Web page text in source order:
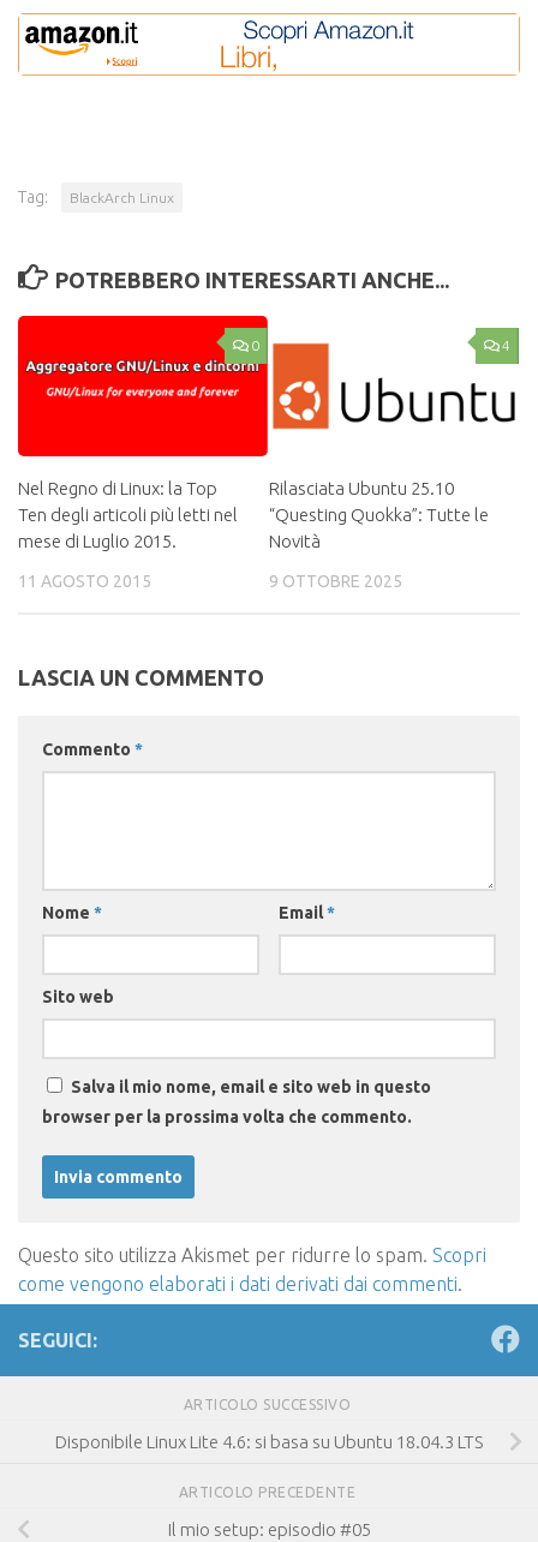
Tag: BlackArch Linux
POTREBBERO INTERESSARTI ANCHE...
0
Nel Regno di Linux: la Top
Ten degli articoli più letti nel
mese di Luglio 2015.
11 AGOSTO 2015
4
Rilasciata Ubuntu 25.10
“Questing Quokka”: Tutte le
Novità
9 OTTOBRE 2025
LASCIA UN COMMENTO
Commento *
Nome * Email*
Sito web
Salva il mio nome, email e sito web in questo
browser per la prossima volta che commento.
Questo sito utilizza Akismet per ridurre lo spam. Scopri
come vengono elaborati i dati derivati dai commenti.
SEGUICI:
ARTICOLO SUCCESSIVO
Disponibile Linux Lite 4.6: si basa su Ubuntu 18.04.3 LTS
ARTICOLO PRECEDENTE
Il mio setup: episodio #05